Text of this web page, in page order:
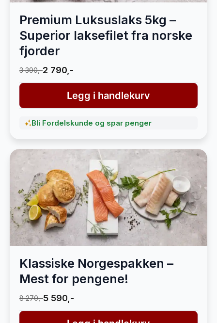
Premium Luksuslaks 5kg –
Superior laksefilet fra norske
fjorder
3 390,-2 790,-
Legg i handlekurv
Bli Fordelskunde og spar penger
Klassiske Norgespakken –
Mest for pengene!
8 270,-5 590,-